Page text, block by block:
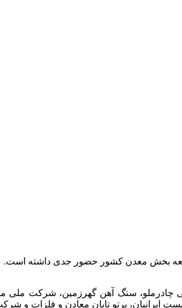
بخش معدن کشور حضور جدی داشته است.
چادرملو، سنگ آهن گهرزمین، شرکت
ایرانیان، پرتو تابان معادن و فلزات